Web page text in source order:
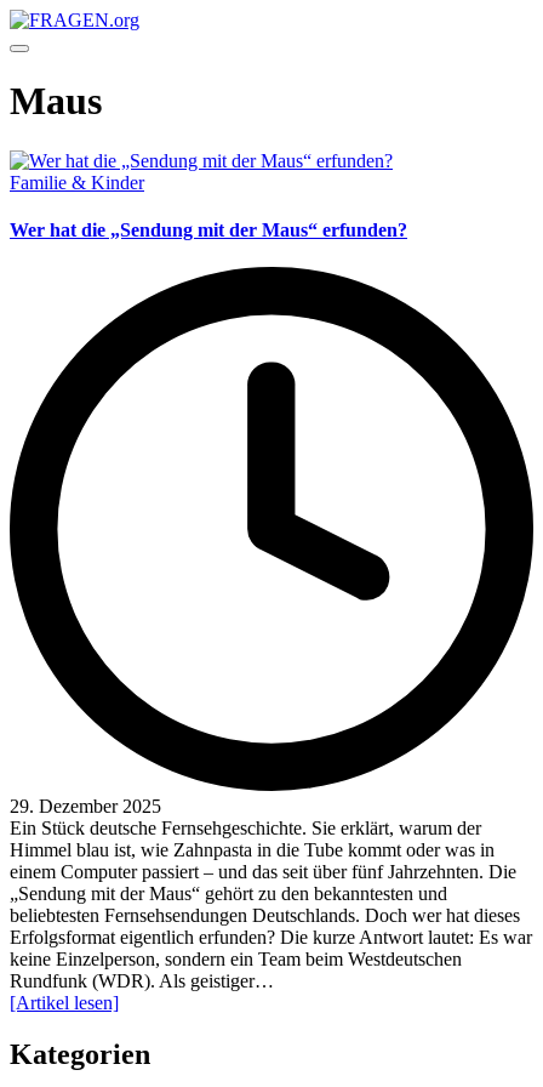
Skip
to
FRAGEN.org
Deutschsprachiges
Antwort-
Portal
Maus
Posted
Familie & Kinder
Wer hat die „Sendung mit der Maus“ erfunden?
29. Dezember 2025
Ein Stück deutsche Fernsehgeschichte. Sie erklärt, warum der
Himmel blau ist, wie Zahnpasta in die Tube kommt oder was in
einem Computer passiert – und das seit über fünf Jahrzehnten. Die
„Sendung mit der Maus“ gehört zu den bekanntesten und
beliebtesten Fernsehsendungen Deutschlands. Doch wer hat dieses
Erfolgsformat eigentlich erfunden? Die kurze Antwort lautet: Es war
keine Einzelperson, sondern ein Team beim Westdeutschen
Rundfunk (WDR). Als geistiger…
[Artikel lesen]
Kategorien